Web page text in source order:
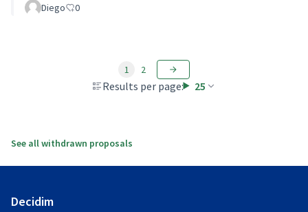
Diego 0
Results per page: 25
1 2
See all withdrawn proposals
Decidim